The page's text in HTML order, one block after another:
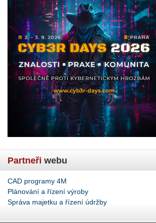
Partneři webu
CAD programy 4M
Plánování a řízení výroby
Správa majetku a řízení údržby